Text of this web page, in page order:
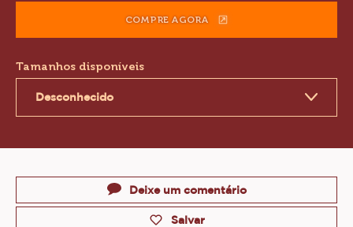
COMPRE AGORA
WINDOW)
Tamanhos disponíveis
Desconhecido
Deixe um comentário
Salvar